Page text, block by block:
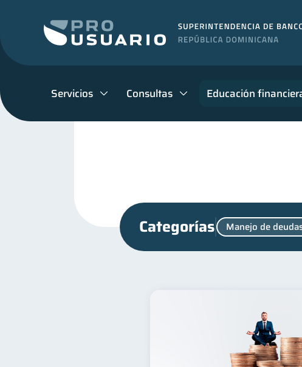
Servicios Consultas Educación
Categorías Manejo de
Derechos & Deberes
Educación Financiera 1